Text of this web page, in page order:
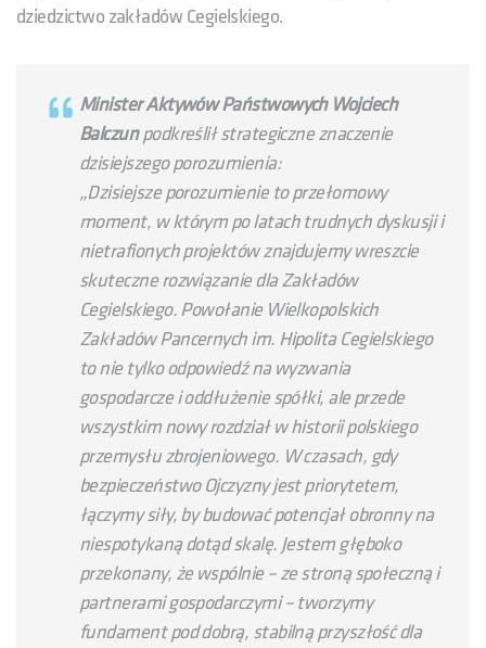
dziedzictwo zakładów Cegielskiego.
Minister Aktywów Państwowych Wojciech
Balczunpodkreślił strategiczne znaczenie
dzisiejszego porozumienia:
„Dzisiejsze porozumienie to przełomowy
moment, w którym po latach trudnych dyskusji i
nietrafionych projektów znajdujemy wreszcie
skuteczne rozwiązanie dla Zakładów
Cegielskiego. Powołanie Wielkopolskich
Zakładów Pancernych im. Hipolita Cegielskiego
to nie tylko odpowiedź na wyzwania
gospodarcze i oddłużenie spółki, ale przede
wszystkim nowy rozdział w historii polskiego
przemysłu zbrojeniowego. W czasach, gdy
bezpieczeństwo Ojczyzny jest priorytetem,
łączymy siły, by budować potencjał obronny na
niespotykaną dotąd skalę. Jestem głęboko
przekonany, że wspólnie – ze stroną społeczną i
partnerami gospodarczymi – tworzymy
fundament pod dobrą, stabilną przyszłość dla